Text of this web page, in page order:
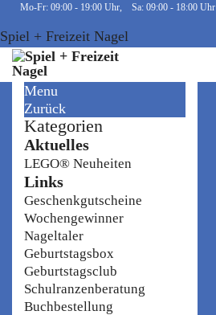
Spiel + Freizeit Nagel
Mo-Fr: 09:00 - 19:00 Uhr, Sa: 09:00 - 18:00 Uhr
Menu
Zurück
Kategorien
Aktuelles
LEGO® Neuheiten
Links
Geschenkgutscheine
Wochengewinner
Nageltaler
Geburtstagsbox
Geburtstagsclub
Schulranzenberatung
Buchbestellung